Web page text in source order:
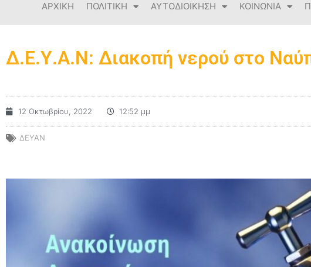
ΑΡΧΙΚΗ ΠΟΛΙΤΙΚΗ ΑΥΤΟΔΙΟΙΚΗΣΗ ΚΟΙΝΩΝΙΑ
Δ.Ε.Υ.Α.Ν: Διακοπή νερού στο
12 Οκτωβρίου, 2022 12:52 μμ
ΔΕΥΑΝ